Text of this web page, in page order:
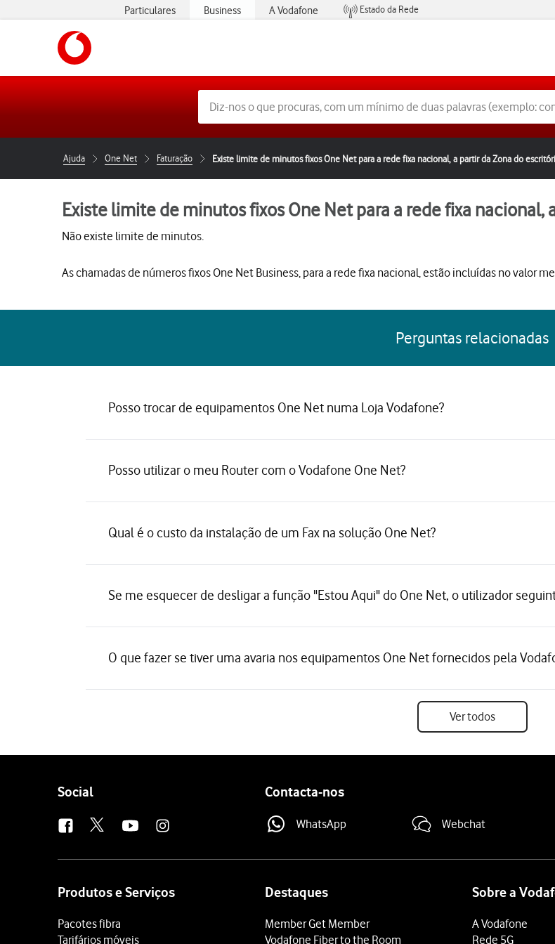
Particulares Business A Vodafone
Estado da Rede
Ajuda One Net Faturação Existe limite de minutos fixos One Net para a rede fixa nacional, a partir da Zona do
Existe limite de minutos fixos One Net para a rede fixa nacional,
Não existe limite de minutos.
As chamadas de números fixos One Net Business, para a rede fixa nacional, estão incluídas no valor
Perguntas relacionadas
Posso trocar de equipamentos One Net numa Loja Vodafone?
Posso utilizar o meu Router com o Vodafone One Net?
Qual é o custo da instalação de um Fax na solução One Net?
Se me esquecer de desligar a função "Estou Aqui" do One Net, o utilizador
O que fazer se tiver uma avaria nos equipamentos One Net fornecidos pela
Ver todos
Follow
Social Contacta-nos
WhatsApp Webchat
Produtos e Serviços
Pacotes fibra
Tarifários móveis
Destaques
Member Get Member
Vodafone Fiber to the Room
Sobre a
A Vodafone
Rede 5G